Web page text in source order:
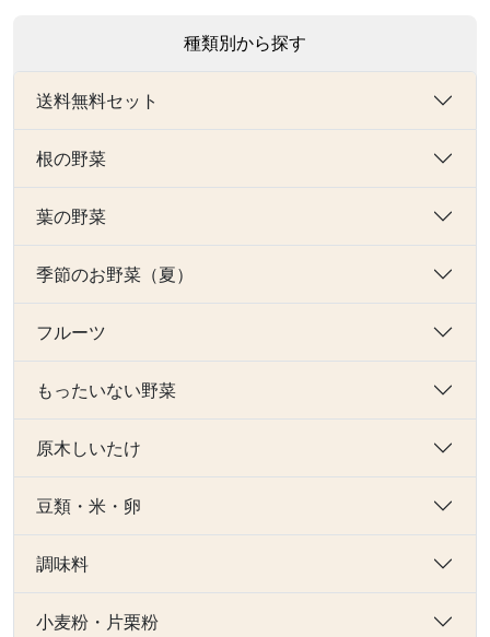
種類別から探す
送料無料セット
根の野菜
葉の野菜
季節のお野菜（夏）
フルーツ
もったいない野菜
原木しいたけ
豆類・米・卵
調味料
小麦粉・片栗粉